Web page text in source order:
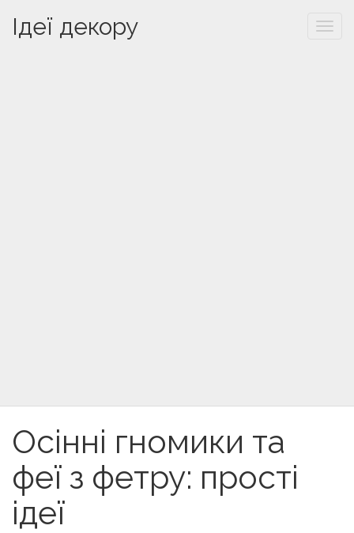
Ідеї декору
Осінні гномики та
феї з фетру: прості
ідеї